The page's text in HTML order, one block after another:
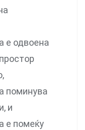
е одвоена
поминува
и
е помеќу